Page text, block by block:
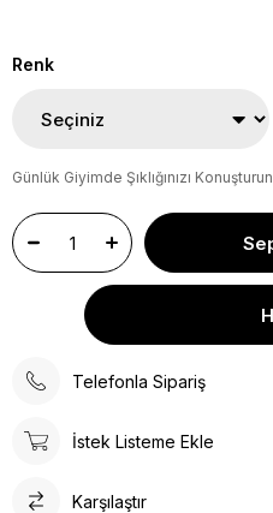
Renk
Günlük Giyimde Şıklığınızı Konuşturun
Telefonla Sipariş
İstek Listeme Ekle
Karşılaştır